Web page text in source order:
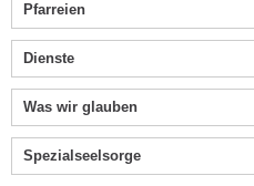
Pfarreien
Dienste
Was wir glauben
Spezialseelsorge